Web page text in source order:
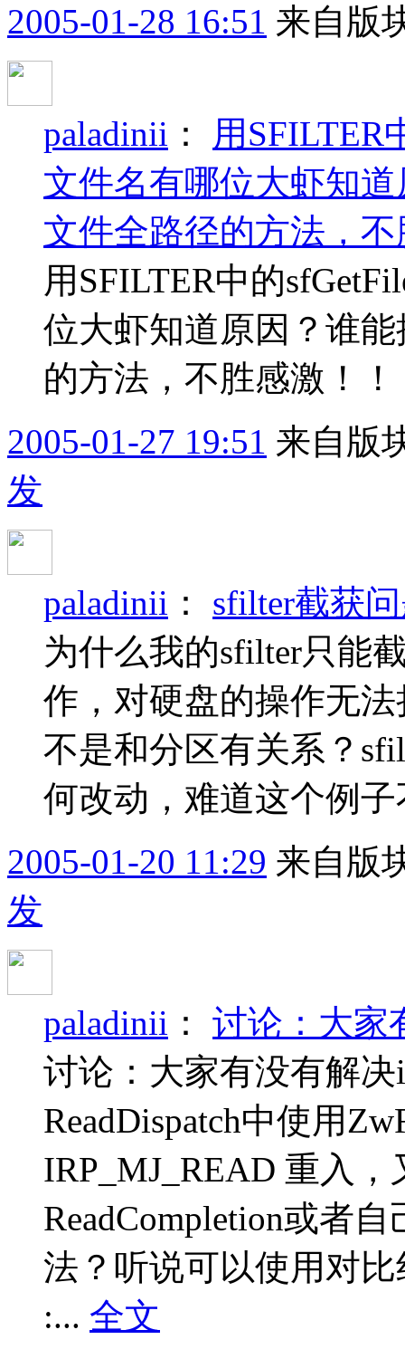
2005-01-28 16:51 来自版
paladinii ： 用SFILTER
文件名有哪位大虾知
文件全路径的方法，
用SFILTER中的
位大虾知道原因？谁
的方法，不胜感激！！
2005-01-27 19:51 来自版
发
paladinii ： sfilter截获
为什么我的sfilter只能
作，对硬盘的操作无
不是和分区有关系？
何改动，难道这个例
2005-01-20 11:29 来自版
发
paladinii ： 讨论：大家
讨论：大家有没有解
ReadDispatch中使用
IRP_MJ_READ 重入
ReadCompletion或者
法？听说可以使用对
:... 全文